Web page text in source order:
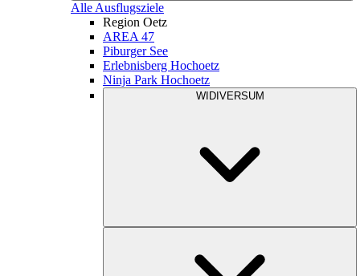
Alle Ausflugsziele
Region Oetz
AREA 47
Piburger See
Erlebnisberg Hochoetz
Ninja Park Hochoetz
WIDIVERSUM